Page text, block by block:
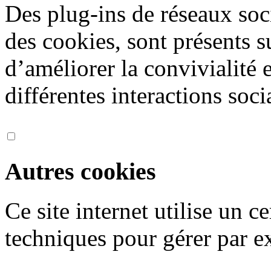
Des plug-ins de réseaux
des cookies, sont présents
d’améliorer la convivialité
différentes interactions
Autres cookies
Ce site internet utilise un
techniques pour gérer par